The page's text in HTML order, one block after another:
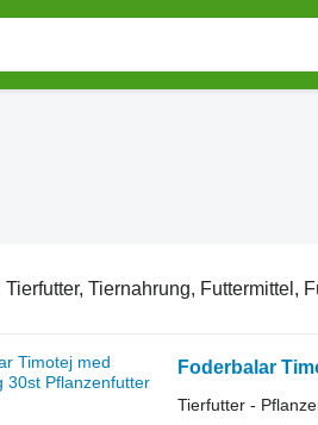
Tierfutter, Tiernahrung, Futtermittel,
Foderbalar
Tierfutter -